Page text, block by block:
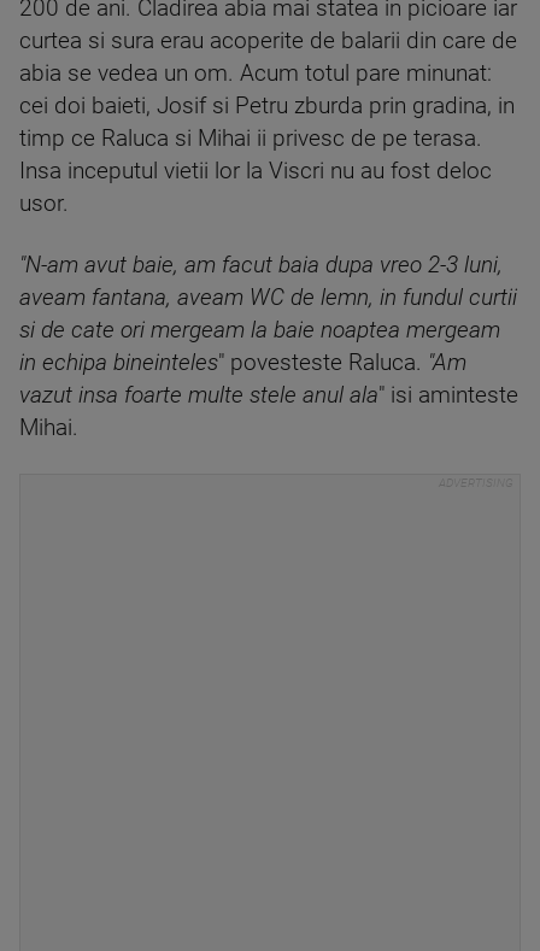
200 de ani. Cladirea abia mai statea in picioare iar
curtea si sura erau acoperite de balarii din care de
abia se vedea un om. Acum totul pare minunat:
cei doi baieti, Josif si Petru zburda prin gradina, in
timp ce Raluca si Mihai ii privesc de pe terasa.
Insa inceputul vietii lor la Viscri nu au fost deloc
usor.
"N-am avut baie, am facut baia dupa vreo 2-3 luni,
aveam fantana, aveam WC de lemn, in fundul curtii
si de cate ori mergeam la baie noaptea mergeam
in echipa bineinteles" povesteste Raluca. "Am
vazut insa foarte multe stele anul ala" isi aminteste
Mihai.